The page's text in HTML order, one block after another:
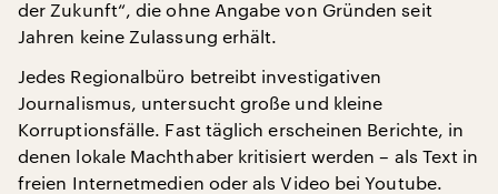
der Zukunft“, die ohne Angabe von Gründen seit
Jahren keine Zulassung erhält.
Jedes Regionalbüro betreibt investigativen
Journalismus, untersucht große und kleine
Korruptionsfälle. Fast täglich erscheinen Berichte, in
denen lokale Machthaber kritisiert werden – als Text in
freien Internetmedien oder als Video bei Youtube.